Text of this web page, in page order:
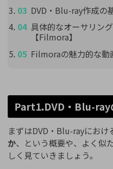
DVD・Blu-ray作成の
具体的なオーサリン
【Filmora】
Filmoraの魅力的な動
Part1.DVD・Blu-ray
まずはDVD・Blu-rayにおけ
か、という概要や、よく似
しく見ていきましょう。